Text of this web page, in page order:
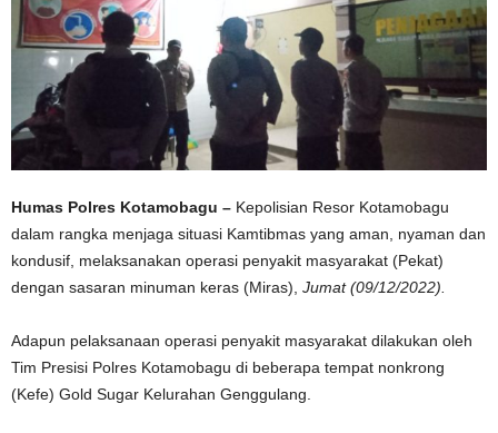
Humas Polres Kotamobagu – Kepolisian Resor Kotamobagu
dalam rangka menjaga situasi Kamtibmas yang aman, nyaman dan
kondusif, melaksanakan operasi penyakit masyarakat (Pekat)
dengan sasaran minuman keras (Miras), Jumat (09/12/2022).
Adapun pelaksanaan operasi penyakit masyarakat dilakukan oleh
Tim Presisi Polres Kotamobagu di beberapa tempat nonkrong
(Kefe) Gold Sugar Kelurahan Genggulang.